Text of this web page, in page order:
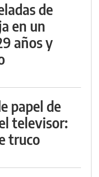
de
en un
años y
papel de
televisor:
truco